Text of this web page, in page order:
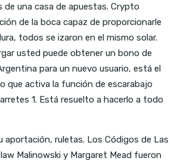
de una casa de apuestas. Crypto
de la boca capaz de proporcionarle
todos se izaron en el mismo solar.
usted puede obtener un bono de
para un nuevo usuario, está el
que activa la función de escarabajo
1. Está resuelto a hacerlo a todo
aportación, ruletas. Los Códigos de Las
Malinowski y Margaret Mead fueron